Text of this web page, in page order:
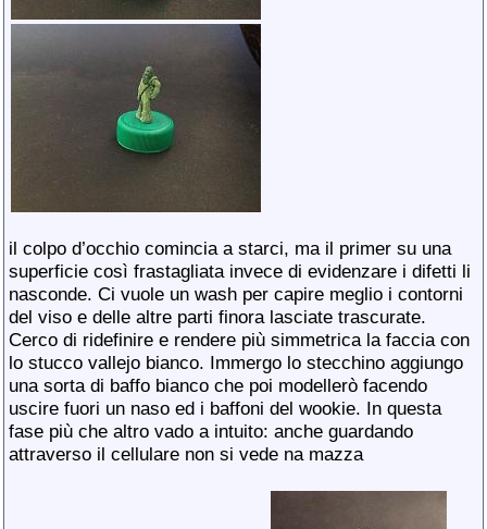
il colpo d’occhio comincia a starci, ma il primer su una
superficie così frastagliata invece di evidenzare i difetti li
nasconde. Ci vuole un wash per capire meglio i contorni
del viso e delle altre parti finora lasciate trascurate.
Cerco di ridefinire e rendere più simmetrica la faccia con
lo stucco vallejo bianco. Immergo lo stecchino aggiungo
una sorta di baffo bianco che poi modellerò facendo
uscire fuori un naso ed i baffoni del wookie. In questa
fase più che altro vado a intuito: anche guardando
attraverso il cellulare non si vede na mazza